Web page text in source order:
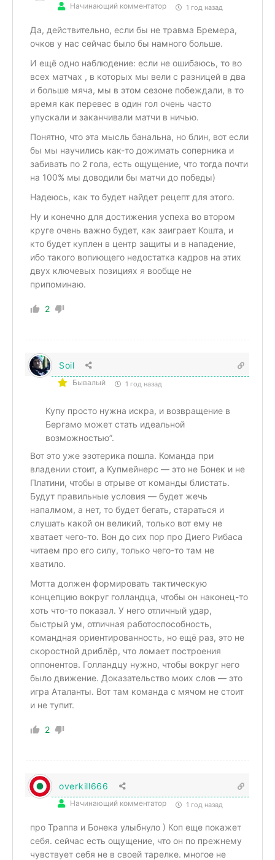
Начинающий комментатор 1 год назад
Да, действительно, если бы не травма Бремера,
очков у нас сейчас было бы намного больше.
И ещё одно наблюдение: если не ошибаюсь, то во
всех матчах , в которых мы вели с разницей в два
и больше мяча, мы в этом сезоне побеждали, в то
время как перевес в один гол очень часто
упускали и заканчивали матчи в ничью.
Понятно, что эта мысль банальна, но блин, вот если
бы мы научились как-то дожимать соперника и
забивать по 2 гола, есть ощущение, что тогда почти
на 100% мы доводили бы матчи до победы)
Надеюсь, как то будет найдет рецепт для этого.
Ну и конечно для достижения успеха во втором
круге очень важно будет, как заиграет Кошта, и
кто будет куплен в центр защиты и в нападение,
ибо такого вопиющего недостатка кадров на этих
двух ключевых позициях я вообще не
припоминаю.
2
Soil
Бывалый 1 год назад
Купу просто нужна искра, и возвращение в
Бергамо может стать идеальной
возможностью”.
Вот это уже эзотерика пошла. Команда при
владении стоит, а Купмейнерс — это не Бонек и не
Платини, чтобы в отрыве от команды блистать.
Будут правильные условия — будет жечь
напалмом, а нет, то будет бегать, стараться и
слушать какой он великий, только вот ему не
хватает чего-то. Вон до сих пор про Диего Рибаса
читаем про его силу, только чего-то там не
хватило.
Мотта должен формировать тактическую
концепцию вокруг голландца, чтобы он наконец-то
хоть что-то показал. У него отличный удар,
быстрый ум, отличная работоспособность,
командная ориентированность, но ещё раз, это не
скоростной дриблёр, что ломает построения
оппонентов. Голландцу нужно, чтобы вокруг него
было движение. Доказательство моих слов — это
игра Аталанты. Вот там команда с мячом не стоит
и не тупит.
2
overkill666
Начинающий комментатор 1 год назад
про Траппа и Бонека улыбнуло ) Коп еще покажет
себя. сейчас есть ощущение, что он по прежнему
чувствует себя не в своей тарелке. многое не